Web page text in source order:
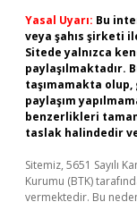
Yasal Uyarı: Bu
veya şahıs şirketi
Sitede yalnızca
paylaşılmaktadır.
taşımamakta
paylaşım
benzerlikleri
taslak halindedir
Sitemiz, 5651 Sayılı
Kurumu (BTK)
vermektedir. Bu